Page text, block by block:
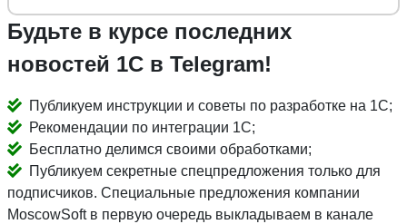
Будьте в курсе последних
новостей 1С в Telegram!
Публикуем инструкции и советы по разработке на 1С;
Рекомендации по интеграции 1С;
Бесплатно делимся своими обработками;
Публикуем секретные спецпредложения только для
подписчиков. Специальные предложения компании
MoscowSoft в первую очередь выкладываем в канале